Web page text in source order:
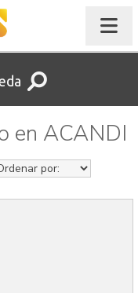
en ACANDI